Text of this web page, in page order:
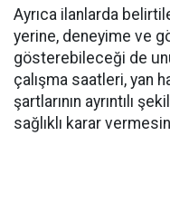
Ayrıca ilanlarda
yerine, deneyime ve
gösterebileceği de
çalışma saatleri, yan
şartlarının ayrıntılı
sağlıklı karar